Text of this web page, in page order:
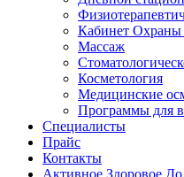
Кабинет Охраны
Массаж
Косметология
Медицинские
Программы для
Специалисты
Прайс
Контакты
Активное Здоровое